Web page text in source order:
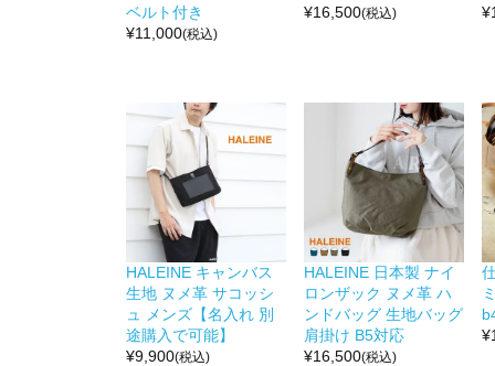
ベルト付き
¥11,000(税込)
¥16,500(税込)
¥
HALEINE キャンバス
生地 ヌメ革 サコッシ
ュ メンズ【名入れ 別
途購入で可能】
¥9,900(税込)
HALEINE 日本製 ナイ
ロンザック ヌメ革 ハ
ンドバッグ 生地バッグ
肩掛け B5対応
¥16,500(税込)
¥